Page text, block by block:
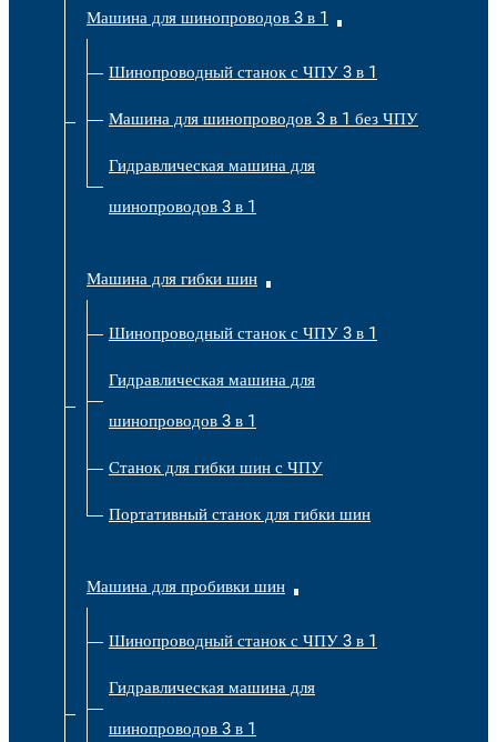
Машина для шинопроводов 3 в 1
Шинопроводный станок с ЧПУ 3 в 1
Машина для шинопроводов 3 в 1 без ЧПУ
Гидравлическая машина для
шинопроводов 3 в 1
Машина для гибки шин
Шинопроводный станок с ЧПУ 3 в 1
Гидравлическая машина для
шинопроводов 3 в 1
Станок для гибки шин с ЧПУ
Портативный станок для гибки шин
Машина для пробивки шин
Шинопроводный станок с ЧПУ 3 в 1
Гидравлическая машина для
шинопроводов 3 в 1